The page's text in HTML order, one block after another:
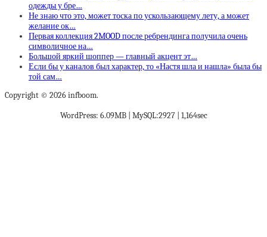
одежды у бре…
Не знаю что это, может тоска по ускользающему лету, а может
желание ок…
Первая коллекция 2MOOD после ребрендинга получила очень
символичное на…
Большой яркий шоппер — главный акцент эт…
Если бы у каналов был характер, то «Настя шла и нашла» была бы
той сам…
Copyright © 2026 infboom.
WordPress: 6.09MB | MySQL:2927 | 1,164sec